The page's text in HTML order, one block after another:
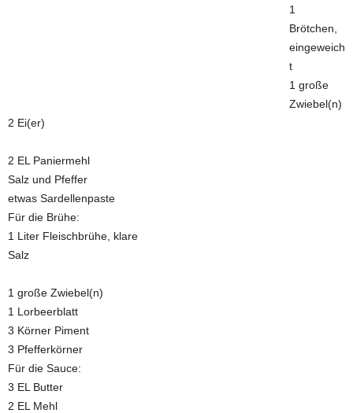
1
Brötchen,
eingeweich
t
1 große
Zwiebel(n)
2 Ei(er)
2 EL Paniermehl
Salz und Pfeffer
etwas Sardellenpaste
Für die Brühe:
1 Liter Fleischbrühe, klare
Salz
1 große Zwiebel(n)
1 Lorbeerblatt
3 Körner Piment
3 Pfefferkörner
Für die Sauce:
3 EL Butter
2 EL Mehl